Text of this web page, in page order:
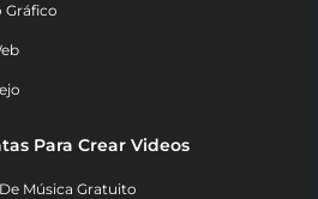
Gráfico
Para Crear Videos
Música Gratuito